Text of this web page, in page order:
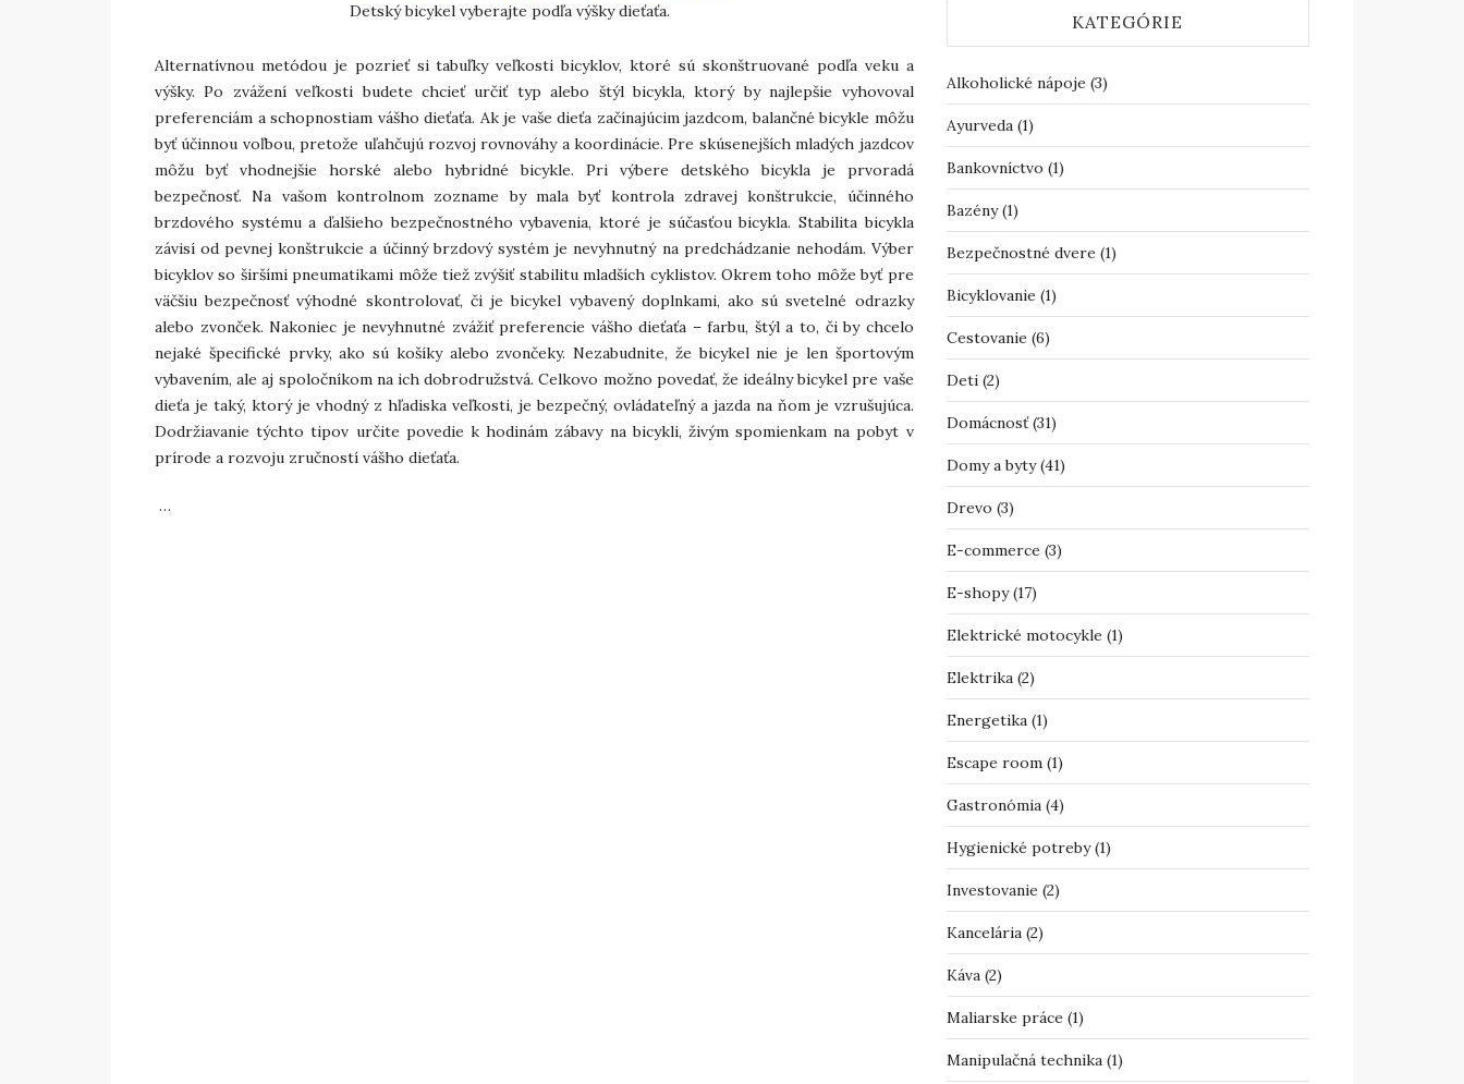
Detský bicykel vyberajte podľa výšky dieťaťa.
Alternatívnou metódou je pozrieť si tabuľky veľkosti bicyklov, ktoré sú skonštruované podľa veku a
výšky. Po zvážení veľkosti budete chcieť určiť typ alebo štýl bicykla, ktorý by najlepšie vyhovoval
preferenciám a schopnostiam vášho dieťaťa. Ak je vaše dieťa začínajúcim jazdcom, balančné bicykle môžu
byť účinnou voľbou, pretože uľahčujú rozvoj rovnováhy a koordinácie. Pre skúsenejších mladých jazdcov
môžu byť vhodnejšie horské alebo hybridné bicykle. Pri výbere detského bicykla je prvoradá
bezpečnosť. Na vašom kontrolnom zozname by mala byť kontrola zdravej konštrukcie, účinného
brzdového systému a ďalšieho bezpečnostného vybavenia, ktoré je súčasťou bicykla. Stabilita bicykla
závisí od pevnej konštrukcie a účinný brzdový systém je nevyhnutný na predchádzanie nehodám. Výber
bicyklov so širšími pneumatikami môže tiež zvýšiť stabilitu mladších cyklistov. Okrem toho môže byť pre
väčšiu bezpečnosť výhodné skontrolovať, či je bicykel vybavený doplnkami, ako sú svetelné odrazky
alebo zvonček. Nakoniec je nevyhnutné zvážiť preferencie vášho dieťaťa – farbu, štýl a to, či by chcelo
nejaké špecifické prvky, ako sú košíky alebo zvončeky. Nezabudnite, že bicykel nie je len športovým
vybavením, ale aj spoločníkom na ich dobrodružstvá. Celkovo možno povedať, že ideálny bicykel pre vaše
dieťa je taký, ktorý je vhodný z hľadiska veľkosti, je bezpečný, ovládateľný a jazda na ňom je vzrušujúca.
Dodržiavanie týchto tipov určite povedie k hodinám zábavy na bicykli, živým spomienkam na pobyt v
prírode a rozvoju zručností vášho dieťaťa.
…
KATEGÓRIE
Alkoholické nápoje (3)
Ayurveda(1)
Bankovníctvo (1)
Bazény(1)
Bezpečnostné dvere (1)
Bicyklovanie (1)
Cestovanie (6)
Deti(2)
Domácnosť(31)
Domy a byty(41)
Drevo (3)
E-commerce (3)
E-shopy(17)
Elektrické motocykle (1)
Elektrika(2)
Energetika(1)
Escape room(1)
Gastronómia(4)
Hygienické potreby(1)
Investovanie (2)
Kancelária(2)
Káva(2)
Maliarske práce (1)
Manipulačná technika(1)